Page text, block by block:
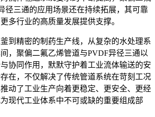
径三通的应用场景还在持续拓展，其可靠
多行业的高质量发展提供支撑。
到精密的制药生产线，从复杂的水处理系
，聚偏二氟乙烯管道与PVDF异径三通以
协同作用，默默守护着工业流体输送的安
在，不仅解决了传统管道系统在苛刻工况
动了工业生产向着更稳定、更安全、更经
现代工业体系中不可或缺的重要组成部